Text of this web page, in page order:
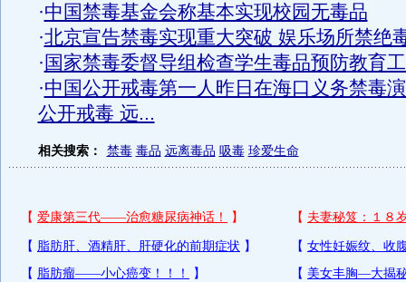
·中国禁毒基金会称基本实现校园无毒品
·北京宣告禁毒实现重大突破 娱乐场所禁绝
· 国家禁毒委督导组检查学生毒品预防教育
·中国公开戒毒第一人昨日在海口义务禁毒
公开戒毒 远...
相关搜索： 禁毒 毒品 远离毒品 吸毒 珍爱生命